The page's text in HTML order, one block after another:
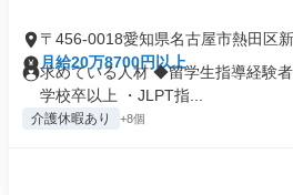
〒456-0018愛知県名古屋市熱田区
月給20万8700円以上
求めている人材 ◆留学生指導経験
学校卒以上 ・JLPT指...
介護休暇あり +8個